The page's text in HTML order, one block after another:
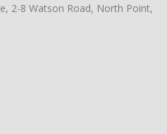
2-8 Watson Road, North Point,